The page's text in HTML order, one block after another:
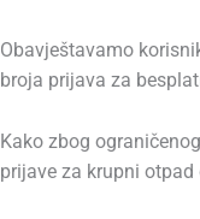
Obavještavamo
broja prijava za
Kako zbog
prijave za krupni